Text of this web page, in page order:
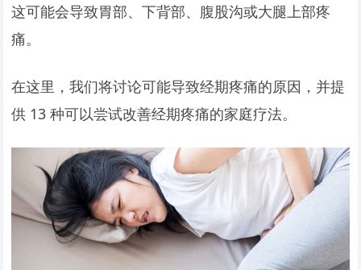
这可能会导致胃部、下背部、腹股沟或大腿上部疼
痛。
在这里，我们将讨论可能导致经期疼痛的原因，并提
供 13 种可以尝试改善经期疼痛的家庭疗法。